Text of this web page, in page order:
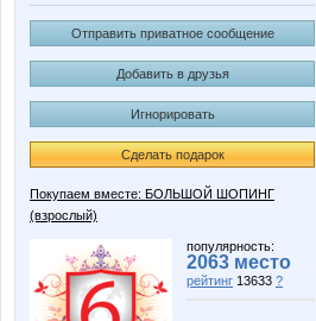
Отправить приватное сообщение
Добавить в друзья
Игнорировать
Сделать подарок
Покупаем вместе: БОЛЬШОЙ ШОПИНГ
(взрослый)
популярность:
2063 место
рейтинг 13633 ?